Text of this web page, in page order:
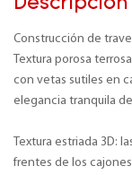
Construcción de
Textura porosa
con vetas sutiles en
elegancia tranquila
Textura estriada 3D:
frentes de los